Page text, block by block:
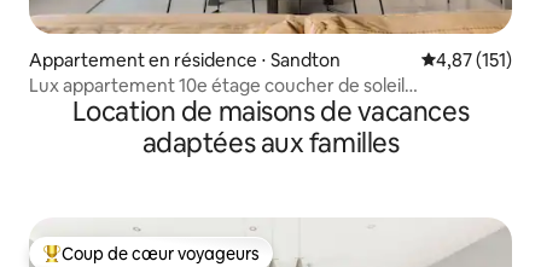
Appartement en résidence ⋅ Sandton Évaluation
4,87 (151)
Lux appartement 10e étage coucher de soleil
(alimentation de secours complète)
Location de maisons de vacances
adaptées aux familles
Coup de cœur voyageurs